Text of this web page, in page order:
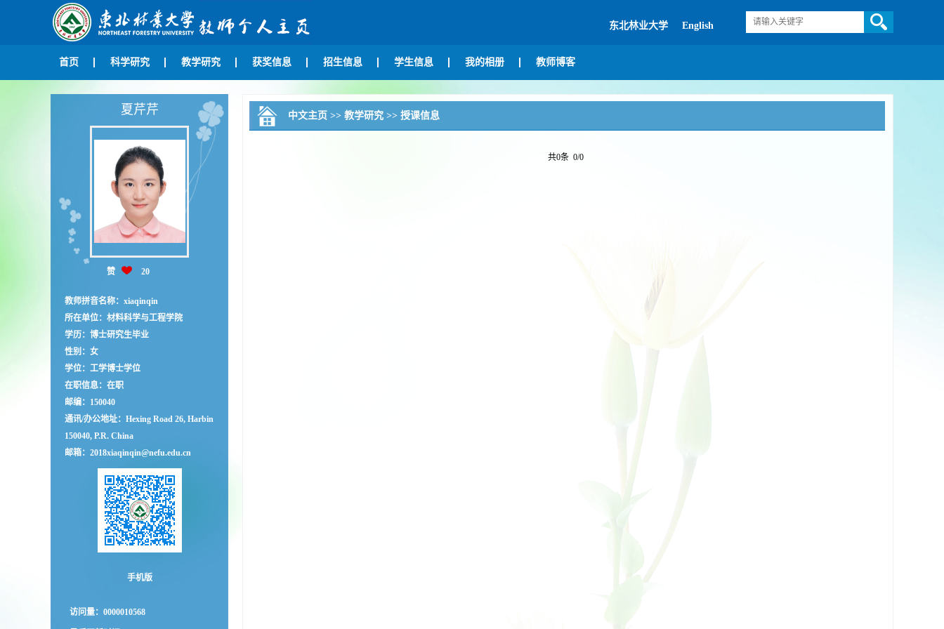
东北林业大学 English
首页 科学研究 教学研究 获奖信息 招生信息 学生信息 我的相册 教师博客
夏芹芹
赞 20
教师拼音名称：xiaqinqin
所在单位：材料科学与工程学院
学历：博士研究生毕业
性别：女
学位：工学博士学位
在职信息：在职
邮编： 150040
通讯/办公地址： Hexing Road 26, Harbin
150040, P.R. China
邮箱： 2018xiaqinqin@nefu.edu.cn
手机版
访问量： 0000010568
中文主页 >> 教学研究 >> 授课信息
共0条 0/0